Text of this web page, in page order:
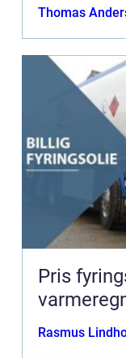
Thomas
Pris
Rasmus